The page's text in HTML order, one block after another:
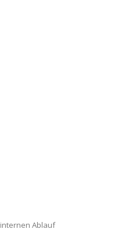
Ablauf